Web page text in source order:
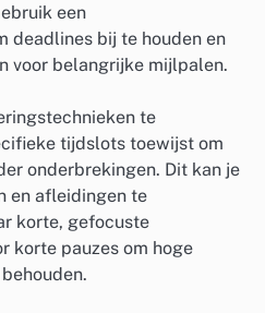
een
deadlines bij te houden en
voor belangrijke mijlpalen.
te
tijdslots toewijst om
onderbrekingen. Dit kan je
en afleidingen te
korte, gefocuste
korte pauzes om hoge